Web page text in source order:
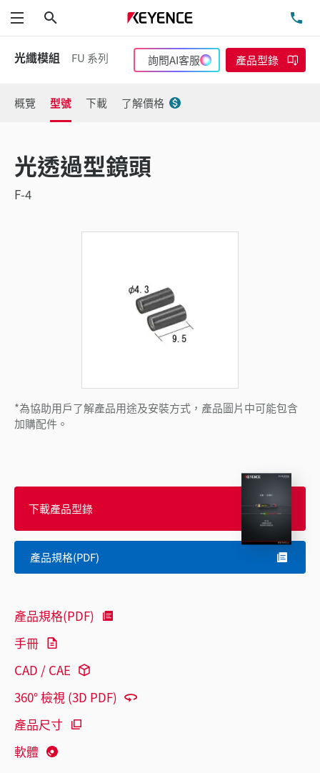
功能表
光纖模組 FU 系列 詢問AI客服 產品型錄
概覽 型號 下載 了解價格
光透過型鏡頭
F-4
*為協助用戶了解產品用途及安裝方式，產品圖片中可能包含
加購配件。
下載產品型錄
產品規格(PDF)
產品規格(PDF)
手冊
CAD / CAE
360° 檢視 (3D PDF)
產品尺寸
軟體